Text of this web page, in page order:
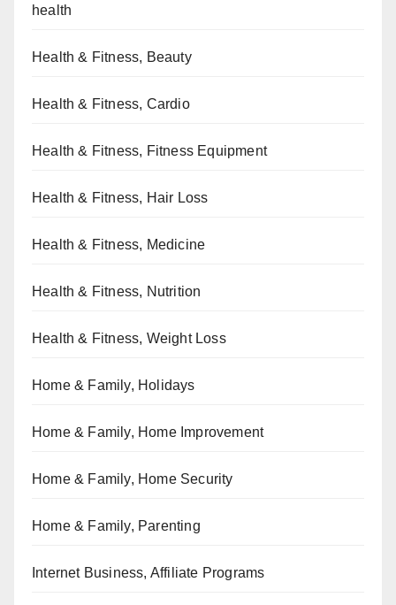
health
Health & Fitness, Beauty
Health & Fitness, Cardio
Health & Fitness, Fitness Equipment
Health & Fitness, Hair Loss
Health & Fitness, Medicine
Health & Fitness, Nutrition
Health & Fitness, Weight Loss
Home & Family, Holidays
Home & Family, Home Improvement
Home & Family, Home Security
Home & Family, Parenting
Internet Business, Affiliate Programs